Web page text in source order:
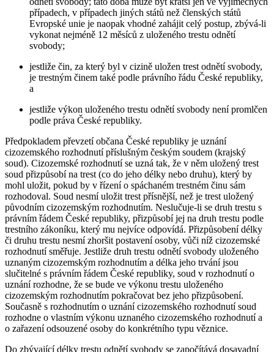
případech, v případech jiných států než členských států
Evropské unie je naopak vhodné zahájit celý postup, zbývá-li
vykonat nejméně 12 měsíců z uloženého trestu odnětí
svobody;
jestliže čin, za který byl v cizině uložen trest odnětí svobody,
je trestným činem také podle právního řádu České republiky,
a
jestliže výkon uloženého trestu odnětí svobody není promlčen
podle práva České republiky.
Předpokladem převzetí občana České republiky je uznání
cizozemského rozhodnutí příslušným českým soudem (krajský
soud). Cizozemské rozhodnutí se uzná tak, že v něm uložený trest
soud přizpůsobí na trest (co do jeho délky nebo druhu), který by
mohl uložit, pokud by v řízení o spáchaném trestném činu sám
rozhodoval. Soud nesmí uložit trest přísnější, než je trest uložený
původním cizozemským rozhodnutím. Neslučuje-li se druh trestu s
právním řádem České republiky, přizpůsobí jej na druh trestu podle
trestního zákoníku, který mu nejvíce odpovídá. Přizpůsobení délky
či druhu trestu nesmí zhoršit postavení osoby, vůči níž cizozemské
rozhodnutí směřuje. Jestliže druh trestu odnětí svobody uloženého
uznaným cizozemským rozhodnutím a délka jeho trvání jsou
slučitelné s právním řádem České republiky, soud v rozhodnutí o
uznání rozhodne, že se bude ve výkonu trestu uloženého
cizozemským rozhodnutím pokračovat bez jeho přizpůsobení.
Současně s rozhodnutím o uznání cizozemského rozhodnutí soud
rozhodne o vlastním výkonu uznaného cizozemského rozhodnutí a
o zařazení odsouzené osoby do konkrétního typu věznice.
Do zbývající délky trestu odnětí svobody se započítává dosavadní